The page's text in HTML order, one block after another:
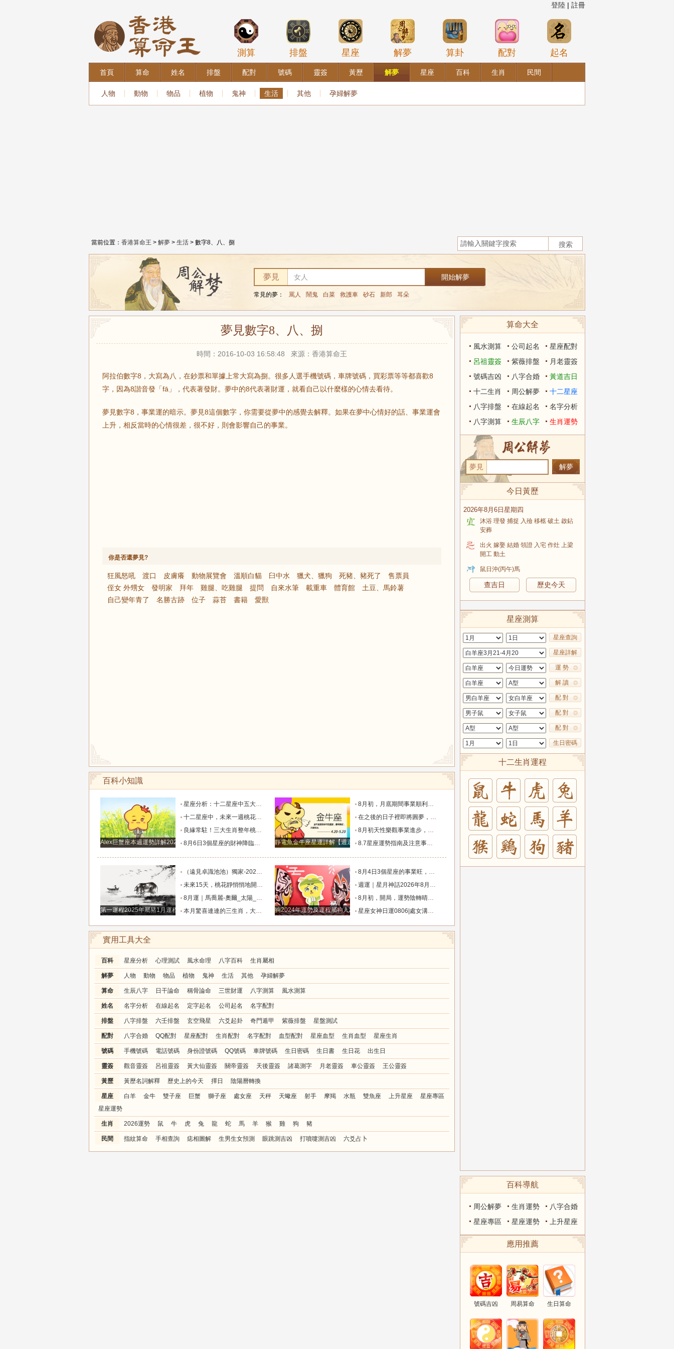
登陸 | 註冊
測算 排盤 星座 解夢 算卦 配對 起名
首頁 算命 姓名 排盤 配對 號碼 靈簽 黃歷 解夢 星座 百科 生肖 民間
人物 動物 物品 植物 鬼神 生活 其他 孕婦解夢
當前位置： 香港算命王 > 解夢 > 生活 > 數字8、八、捌
夢見
常見的夢： 罵人 鬧鬼 白菜 救護車 砂石 新郎 耳朵
夢見數字8、八、捌
時間：2016-10-03 16:58:48 來源：香港算命王
阿拉伯數字8，大寫為八，在鈔票和單據上常大寫為捌。很多人選手機號碼，車牌號碼，買彩票等等都喜歡8
字，因為8諧音發「fā」，代表著發財。夢中的8代表著財運，就看自己以什麼樣的心情去看待。
夢見數字8，事業運的暗示。夢見8這個數字，你需要從夢中的感覺去解釋。如果在夢中心情好的話、事業運會
上升，相反當時的心情很差，很不好，則會影響自己的事業。
你是否還夢見?
狂風怒吼 渡口 皮膚癢 動物展覽會 溫順白貓 臼中水 獵犬、獵狗 死豬、豬死了
售票員
侄女 外甥女
發明家 拜年 雞腿、吃雞腿 提問 自來水筆 載重車 體育館
土豆、馬鈴薯
自己變年青了
名勝古跡 位子 蒜苔 書籍 愛獸
百科小知識
Alex巨蟹座本週運勢詳解2024.12.23-12.29
星座分析：十二星座中五大顏值最高的星座女生，天秤座只能排第二_魅力_情感_觀察力
十二星座中，未來一週桃花扭腰，指引舊愛歸來，出雙入對的星座！_愛情_都能_獅子座
良緣常駐！三大生肖整年桃花盛放，愛戀甜蜜綿長，婚姻幸福圓滿_屬豬_感情_單身
8月6日3個星座的財神降臨，財富滾滾來，錢包鼓鼓！_工作_金牛座_方面
靜電魚金牛座星運詳解【週運2024年12月9日-12月15日】
8月初，月底期間事業順利，運氣變好，新年到來之前發家致富的4大星座_財富_初至_天秤座
在之後的日子裡即將圓夢，財運順事業順，財富翻倍漲的星座_金牛座_成功_獅子座
8月初天性樂觀事業進步，一直走上坡路不缺錢的4星座。_財運_機會_主動
8.7星座運勢指南及注意事項（上）_事情_時機不對_歪理
第一運程2025年屬豬1月運程解析
（遠見卓識池池）獨家-2026年8月6日-十二生肖每日運程（事業、財運、健康、愛情）提醒_朋友_感情_伴侶
未來15天，桃花靜悄悄地開，與真愛只有一步之遙的4大星座_伴侶_愛情_雙子座
8月運｜馬喬麗-奧爾_太陽_迦勒_生活節奏
本月驚喜連連的三生肖，大富特富不差錢，金銀堆成山，愛情有桃花_龍人_財富_事業
狗2024年運勢及運程屬狗人2024運勢好嗎
8月4日3個星座的事業旺，財旺，人旺，富貴雙至！_方面_天蠍座_雙子座
週運｜星月神話2026年8月6日-8月12日十二星座一週展望_都能_職責_時間
8月初，開局，運勢陰轉晴，沒啥小人影響，事業賺錢更多的4個星座_獅子座_天秤座_雙子座
星座女神日運0806|處女溝通順暢，天秤關係緊繃_幸運_數字_情緒
實用工具大全
百科 星座分析 心理測試 風水命理 八字百科 生肖屬相
解夢 人物 動物 物品 植物 鬼神 生活 其他 孕婦解夢
算命 生辰八字 日干論命 稱骨論命 三世財運 八字測算 風水測算
姓名 名字分析 在線起名 定字起名 公司起名 名字配對
排盤 八字排盤 六壬排盤 玄空飛星 六爻起卦 奇門遁甲 紫薇排盤 星盤測試
配對 八字合婚 QQ配對 星座配對 生肖配對 名字配對 血型配對 星座血型 生肖血型 星座生肖
號碼 手機號碼 電話號碼 身份證號碼 QQ號碼 車牌號碼 生日密碼 生日書 生日花 出生日
靈簽 觀音靈簽 呂祖靈簽 黃大仙靈簽 關帝靈簽 天後靈簽 諸葛測字 月老靈簽 車公靈簽 王公靈簽
黃歷 黃歷名詞解釋 歷史上的今天 擇日 陰陽曆轉換
星座 白羊 金牛 雙子座 巨蟹 獅子座 處女座 天秤 天蠍座 射手 摩羯 水瓶 雙魚座 上升星座
星座專區
星座運勢
生肖 2026運勢 鼠 牛 虎 兔 龍 蛇 馬 羊 猴 雞 狗 豬
民間 指紋算命 手相查詢 痣相圖解 生男生女預測 眼跳測吉凶 打噴嚏測吉凶 六爻占卜
算命大全
風水測算 公司起名
星座配對
呂祖靈簽
紫薇排盤
月老靈簽
號碼吉凶
八字合婚
黃道吉日
十二生肖
周公解夢
十二星座
八字排盤
在線起名
名字分析
八字測算
生辰八字 生肖運勢
夢見
今日黃歷
2026年8月6日星期四
沐浴 理發 捕捉 入殮 移柩 破土 啟鉆
安葬
出火 嫁娶 結婚 領證 入宅 作灶 上梁
開工 動土
鼠日沖(丙午)馬
查吉日 歷史今天
星座測算
星座查詢
星座詳解
運 勢
解 讀
配 對
配 對
配 對
生日密碼
十二生肖運程
兔
猴 雞 狗
百科導航
周公解夢 生肖運勢
八字合婚
星座專區
星座運勢 上升星座
應用推薦
號碼吉凶 周易算命 生日算命